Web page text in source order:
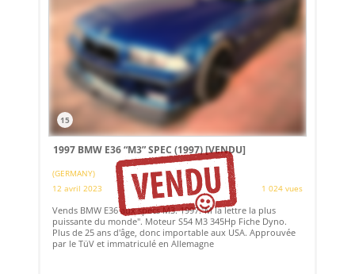
15
1997 BMW E36 “M3” SPEC (1997)[VENDU]
(GERMANY)
12 avril 2023
1 024 vues
Vends BMW E36 aux specs M3. 1997."M la lettre la plus
puissante du monde". Moteur S54 M3 345Hp Fiche Dyno.
Plus de 25 ans d'âge, donc importable aux USA. Approuvée
par le TüV et immatriculé en Allemagne